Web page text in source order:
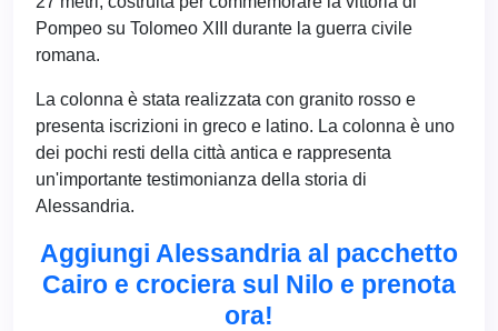
Pompeo su Tolomeo XIII durante la guerra civile
romana.
La colonna è stata realizzata con granito rosso e
presenta iscrizioni in greco e latino. La colonna è uno
dei pochi resti della città antica e rappresenta
un'importante testimonianza della storia di
Alessandria.
Aggiungi Alessandria al pacchetto
Cairo e crociera sul Nilo e prenota
ora!